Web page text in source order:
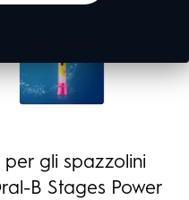
per gli spazzolini
B Stages Power